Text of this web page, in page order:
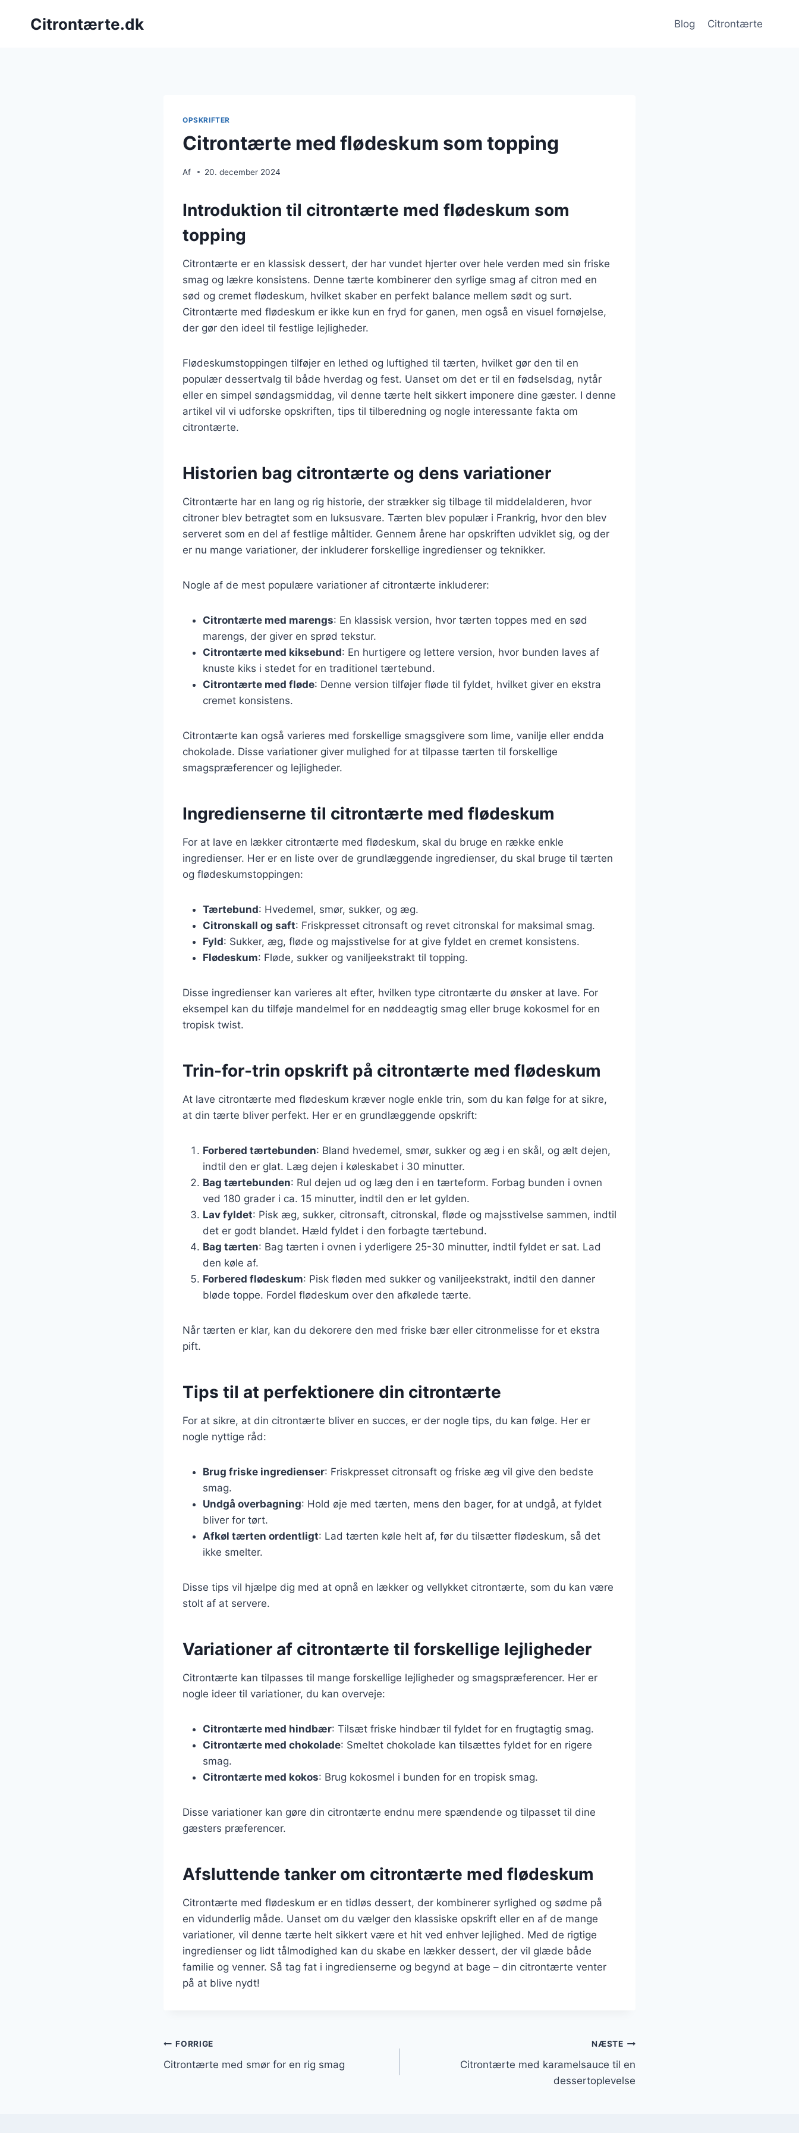
Citrontærte.dk Blog Citrontærte
OPSKRIFTER
Citrontærte med flødeskum som topping
Af 20. december 2024
Introduktion til citrontærte med flødeskum som
topping
Citrontærte er en klassisk dessert, der har vundet hjerter over hele verden med sin friske
smag og lækre konsistens. Denne tærte kombinerer den syrlige smag af citron med en
sød og cremet flødeskum, hvilket skaber en perfekt balance mellem sødt og surt.
Citrontærte med flødeskum er ikke kun en fryd for ganen, men også en visuel fornøjelse,
der gør den ideel til festlige lejligheder.
Flødeskumstoppingen tilføjer en lethed og luftighed til tærten, hvilket gør den til en
populær dessertvalg til både hverdag og fest. Uanset om det er til en fødselsdag, nytår
eller en simpel søndagsmiddag, vil denne tærte helt sikkert imponere dine gæster. I denne
artikel vil vi udforske opskriften, tips til tilberedning og nogle interessante fakta om
citrontærte.
Historien bag citrontærte og dens variationer
Citrontærte har en lang og rig historie, der strækker sig tilbage til middelalderen, hvor
citroner blev betragtet som en luksusvare. Tærten blev populær i Frankrig, hvor den blev
serveret som en del af festlige måltider. Gennem årene har opskriften udviklet sig, og der
er nu mange variationer, der inkluderer forskellige ingredienser og teknikker.
Nogle af de mest populære variationer af citrontærte inkluderer:
Citrontærte med marengs: En klassisk version, hvor tærten toppes med en sød
marengs, der giver en sprød tekstur.
Citrontærte med kiksebund: En hurtigere og lettere version, hvor bunden laves af
knuste kiks i stedet for en traditionel tærtebund.
Citrontærte med fløde: Denne version tilføjer fløde til fyldet, hvilket giver en ekstra
cremet konsistens.
Citrontærte kan også varieres med forskellige smagsgivere som lime, vanilje eller endda
chokolade. Disse variationer giver mulighed for at tilpasse tærten til forskellige
smagspræferencer og lejligheder.
Ingredienserne til citrontærte med flødeskum
For at lave en lækker citrontærte med flødeskum, skal du bruge en række enkle
ingredienser. Her er en liste over de grundlæggende ingredienser, du skal bruge til tærten
og flødeskumstoppingen:
Tærtebund: Hvedemel, smør, sukker, og æg.
Citronskall og saft: Friskpresset citronsaft og revet citronskal for maksimal smag.
Fyld: Sukker, æg, fløde og majsstivelse for at give fyldet en cremet konsistens.
Flødeskum: Fløde, sukker og vaniljeekstrakt til topping.
Disse ingredienser kan varieres alt efter, hvilken type citrontærte du ønsker at lave. For
eksempel kan du tilføje mandelmel for en nøddeagtig smag eller bruge kokosmel for en
tropisk twist.
Trin-for-trin opskrift på citrontærte med flødeskum
At lave citrontærte med flødeskum kræver nogle enkle trin, som du kan følge for at sikre,
at din tærte bliver perfekt. Her er en grundlæggende opskrift:
Forbered tærtebunden: Bland hvedemel, smør, sukker og æg i en skål, og ælt dejen,
indtil den er glat. Læg dejen i køleskabet i 30 minutter.
Bag tærtebunden: Rul dejen ud og læg den i en tærteform. Forbag bunden i ovnen
ved 180 grader i ca. 15 minutter, indtil den er let gylden.
Lav fyldet: Pisk æg, sukker, citronsaft, citronskal, fløde og majsstivelse sammen, indtil
det er godt blandet. Hæld fyldet i den forbagte tærtebund.
Bag tærten: Bag tærten i ovnen i yderligere 25-30 minutter, indtil fyldet er sat. Lad
den køle af.
Forbered flødeskum: Pisk fløden med sukker og vaniljeekstrakt, indtil den danner
bløde toppe. Fordel flødeskum over den afkølede tærte.
Når tærten er klar, kan du dekorere den med friske bær eller citronmelisse for et ekstra
pift.
Tips til at perfektionere din citrontærte
For at sikre, at din citrontærte bliver en succes, er der nogle tips, du kan følge. Her er
nogle nyttige råd:
Brug friske ingredienser: Friskpresset citronsaft og friske æg vil give den bedste
smag.
Undgå overbagning: Hold øje med tærten, mens den bager, for at undgå, at fyldet
bliver for tørt.
Afkøl tærten ordentligt: Lad tærten køle helt af, før du tilsætter flødeskum, så det
ikke smelter.
Disse tips vil hjælpe dig med at opnå en lækker og vellykket citrontærte, som du kan være
stolt af at servere.
Variationer af citrontærte til forskellige lejligheder
Citrontærte kan tilpasses til mange forskellige lejligheder og smagspræferencer. Her er
nogle ideer til variationer, du kan overveje:
Citrontærte med hindbær: Tilsæt friske hindbær til fyldet for en frugtagtig smag.
Citrontærte med chokolade: Smeltet chokolade kan tilsættes fyldet for en rigere
smag.
Citrontærte med kokos: Brug kokosmel i bunden for en tropisk smag.
Disse variationer kan gøre din citrontærte endnu mere spændende og tilpasset til dine
gæsters præferencer.
Afsluttende tanker om citrontærte med flødeskum
Citrontærte med flødeskum er en tidløs dessert, der kombinerer syrlighed og sødme på
en vidunderlig måde. Uanset om du vælger den klassiske opskrift eller en af de mange
variationer, vil denne tærte helt sikkert være et hit ved enhver lejlighed. Med de rigtige
ingredienser og lidt tålmodighed kan du skabe en lækker dessert, der vil glæde både
familie og venner. Så tag fat i ingredienserne og begynd at bage – din citrontærte venter
på at blive nydt!
Indlægsnavigation
FORRIGE
Citrontærte med smør for en rig smag
NÆSTE
Citrontærte med karamelsauce til en
dessertoplevelse